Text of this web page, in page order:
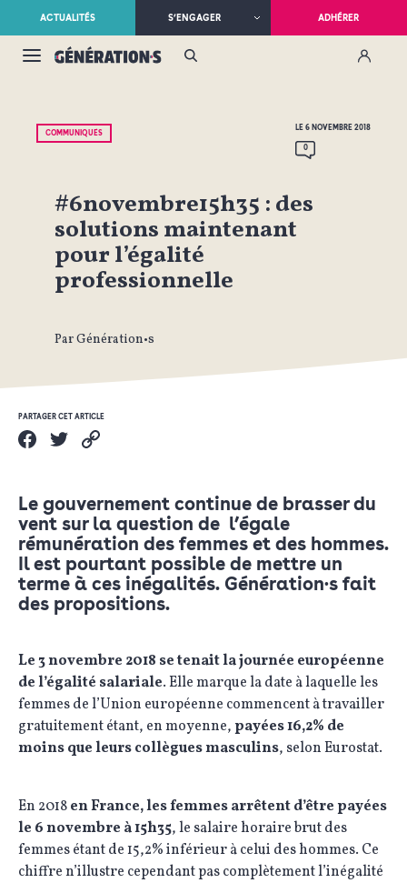
ACTUALITÉS S’ENGAGER ADHÉRER
COMMUNIQUÉS
LE 6 NOVEMBRE 2018
0
#6novembre15h35 : des
solutions maintenant
pour l’égalité
professionnelle
Par Génération•s
PARTAGER CET ARTICLE
Le gouvernement continue de brasser du
vent sur la question de l’égale
rémunération des femmes et des hommes.
Il est pourtant possible de mettre un
terme à ces inégalités. Génération·s fait
des propositions.
Le 3 novembre 2018 se tenait la journée européenne
de l’égalité salariale. Elle marque la date à laquelle les
femmes de l’Union européenne commencent à travailler
gratuitement étant, en moyenne, payées 16,2% de
moins que leurs collègues masculins, selon Eurostat.
En 2018en France, les femmes arrêtent d’être payées
le 6 novembre à 15h35, le salaire horaire brut des
femmes étant de 15,2% inférieur à celui des hommes. Ce
chiffre n’illustre cependant pas complètement l’inégalité